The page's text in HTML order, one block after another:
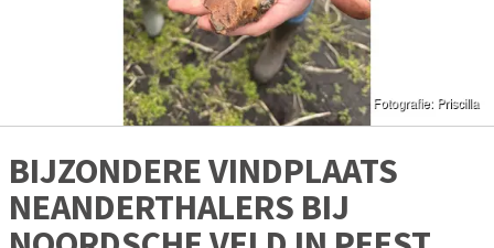
BIJZONDERE VINDPLAATS
NEANDERTHALERS BIJ